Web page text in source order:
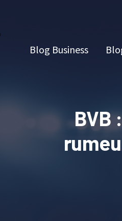
Blog Business
BVB